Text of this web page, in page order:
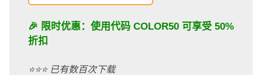
🎉 限时优惠：使用代码 COLOR50 可享受 50%
折扣
⭐️⭐️⭐️ 已有数百次下载